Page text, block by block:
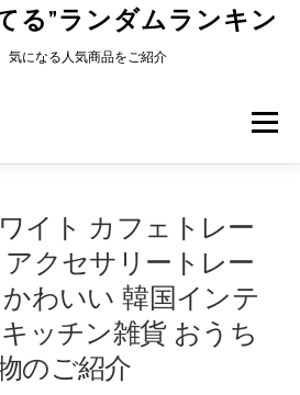
る”ランダムランキン
気になる人気商品をご紹介
メニュー
イト カフェトレー
クセサリートレー
わいい 韓国インテ
ッチン雑貨 おうち
のご紹介